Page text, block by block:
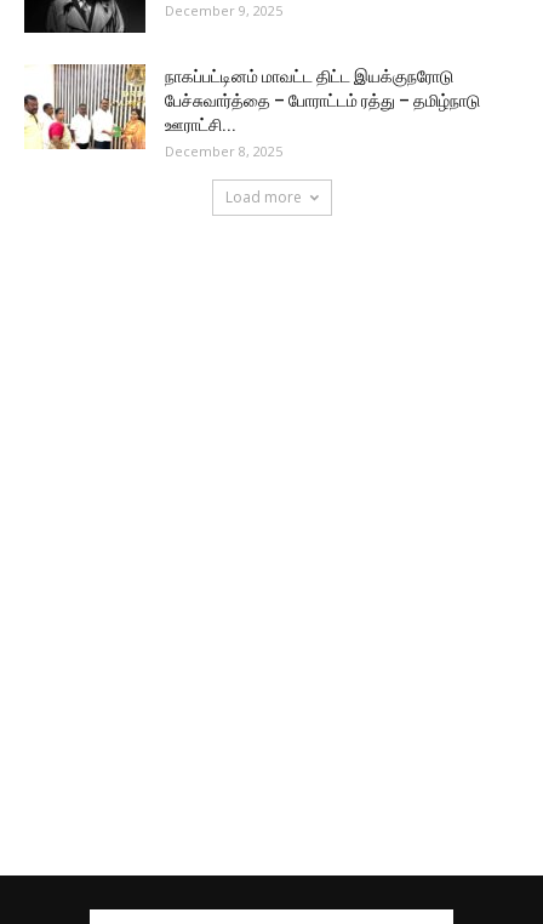
December 9, 2025
நாகப்பட்டினம் மாவட்ட திட்ட இயக்குநரோடு
பேச்சுவார்த்தை – போராட்டம் ரத்து – தமிழ்நாடு
ஊராட்சி...
December 8, 2025
Load more